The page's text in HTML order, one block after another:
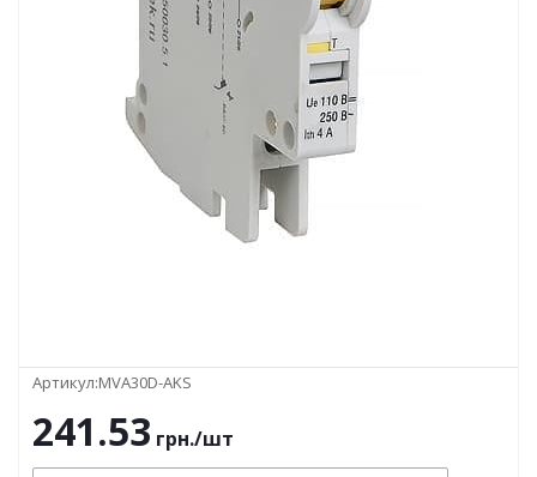
Артикул:MVA30D-AKS
241.53 грн./шт